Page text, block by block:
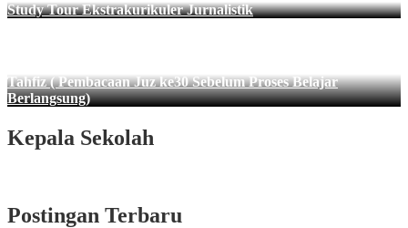
Study Tour Ekstrakurikuler Jurnalistik
Tahfiz ( Pembacaan Juz ke30 Sebelum Proses Belajar
Berlangsung)
Kepala Sekolah
Postingan Terbaru